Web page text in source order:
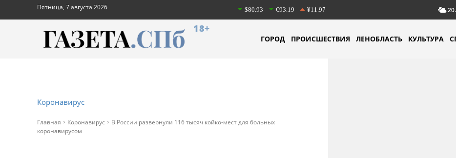
Пятница, 7 августа 2026 $80.93 €93.19 ¥11.97
18+
ГОРОД ПРОИСШЕСТВИЯ ЛЕНОБЛАСТЬ КУЛЬТУРА
Коронавирус
Главная Коронавирус
В России развернули 116 тысяч койко-мест для больных
коронавирусом